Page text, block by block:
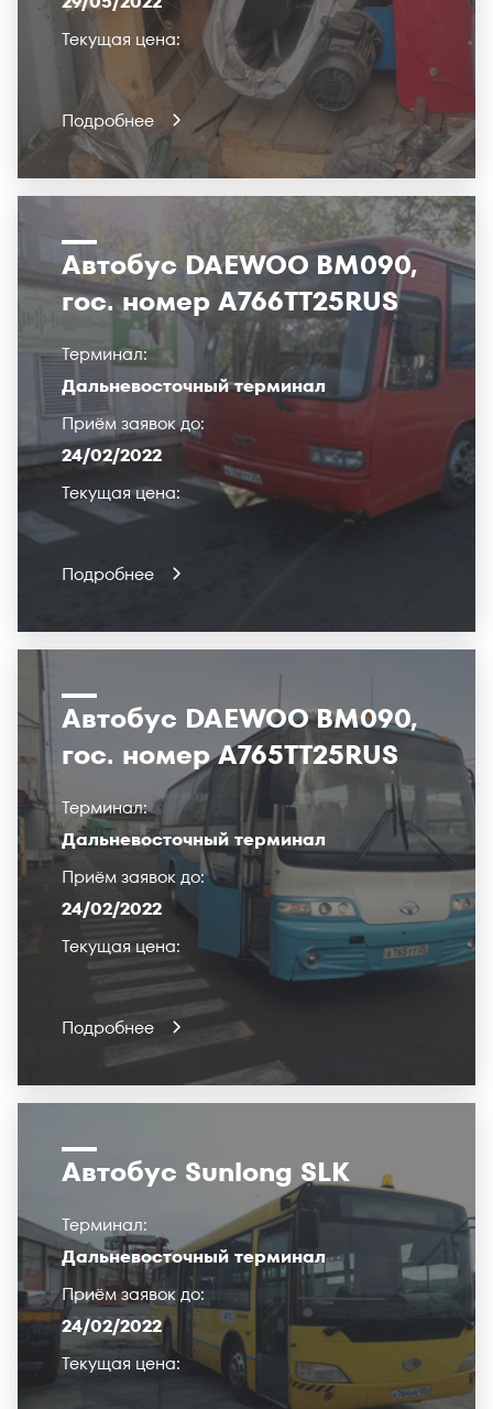
Текущая цена:
Подробнее
Автобус DAEWOO BМ090,
гос. номер А766ТТ25RUS
Терминал:
Дальневосточный терминал
Приём заявок до:
24/02/2022
Текущая цена:
Подробнее
Автобус DAEWOO BМ090,
гос. номер А765ТТ25RUS
Терминал:
Дальневосточный терминал
Приём заявок до:
24/02/2022
Текущая цена:
Подробнее
Автобус Sunlong SLK
Терминал:
Дальневосточный терминал
Приём заявок до:
24/02/2022
Текущая цена: